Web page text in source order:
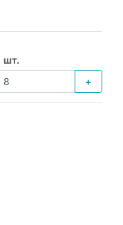
шт.
+